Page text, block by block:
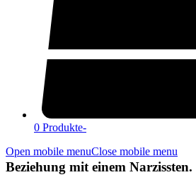
0 Produkte-
Open mobile menuClose mobile menu
Beziehung mit einem